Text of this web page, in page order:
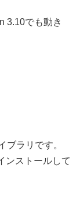
3.10でも動き
ブラリです。
ンストールして